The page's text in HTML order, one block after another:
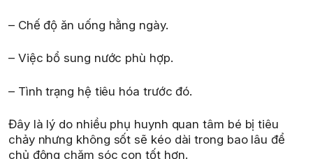
– Chế độ ăn uống hằng ngày.
– Việc bổ sung nước phù hợp.
– Tình trạng hệ tiêu hóa trước đó.
Đây là lý do nhiều phụ huynh quan tâm bé bị tiêu
chảy nhưng không sốt sẽ kéo dài trong bao lâu để
chủ động chăm sóc con tốt hơn.